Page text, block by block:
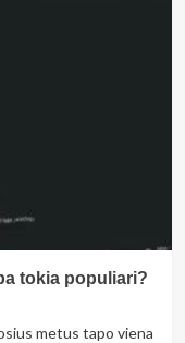
tokia populiari?
metus tapo viena